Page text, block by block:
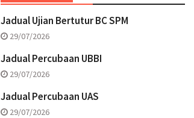
Jadual Ujian Bertutur BC SPM
29/07/2026
Jadual Percubaan UBBI
29/07/2026
Jadual Percubaan UAS
29/07/2026